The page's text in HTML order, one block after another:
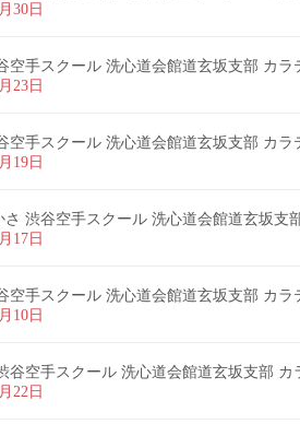
30日
空手スクール 洗心道会館道玄坂支部 カラ
23日
空手スクール 洗心道会館道玄坂支部 カラ
19日
さ 渋谷空手スクール 洗心道会館道玄坂支
17日
空手スクール 洗心道会館道玄坂支部 カラ
10日
谷空手スクール 洗心道会館道玄坂支部 カ
22日